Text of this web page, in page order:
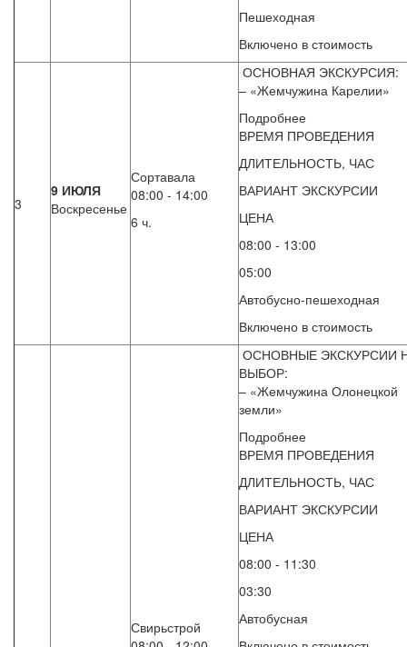
Пешеходная
Включено в стоимость
3
9 ИЮЛЯ
Воскресенье
Сортавала
08:00 - 14:00
6 ч.
ОСНОВНАЯ ЭКСКУРСИЯ:
– «Жемчужина Карелии»
Подробнее
ВРЕМЯ ПРОВЕДЕНИЯ
ДЛИТЕЛЬНОСТЬ, ЧАС
ВАРИАНТ ЭКСКУРСИИ
ЦЕНА
08:00 - 13:00
05:00
Автобусно-пешеходная
Включено в стоимость
Свирьстрой
ОСНОВНЫЕ ЭКСКУРСИИ
ВЫБОР:
– «Жемчужина Олонецкой
земли»
Подробнее
ВРЕМЯ ПРОВЕДЕНИЯ
ДЛИТЕЛЬНОСТЬ, ЧАС
ВАРИАНТ ЭКСКУРСИИ
ЦЕНА
08:00 - 11:30
03:30
Автобусная